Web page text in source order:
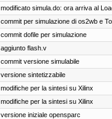
modificato simula.do: ora arriva al
commit per simulazione di os2wb e
commit dofile per simulazione
aggiunto flash.v
commit versione simulabile
versione sintetizzabile
modifiche per la sintesi su Xilinx
modifiche per la sintesi su Xilinx
versione iniziale opensparc